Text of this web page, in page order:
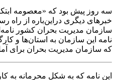
سه روز پیش بود که «معصومه
خبرهای دیگری دراین‌باره از راه
سازمان مدیریت بحران کشور
که سازمان مدیریت بحران برای